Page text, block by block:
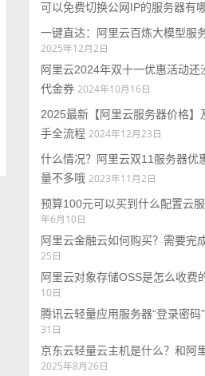
可以免费切换公网IP的服务器有哪
一键直达：阿里云百炼大模型
2025年12月2日
阿里云2024年双十一优惠活动
代金券 2024年10月16日
2025最新【阿里云服务器价格】
手全流程 2024年12月23日
什么情况？阿里云双11服务器优
量不多哦 2023年11月2日
预算100元可以买到什么配置云
年6月10日
阿里云金融云如何购买？需要完
25日
阿里云对象存储OSS是怎么收费
10日
腾讯云轻量应用服务器“登录密码
31日
京东云轻量云主机是什么？和阿
2025年8月26日